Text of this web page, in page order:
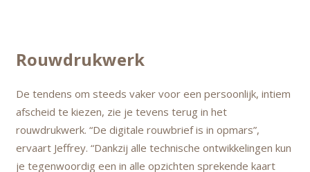
Rouwdrukwerk
De tendens om steeds vaker voor een persoonlijk, intiem
afscheid te kiezen, zie je tevens terug in het
rouwdrukwerk. “De digitale rouwbrief is in opmars”,
ervaart Jeffrey. “Dankzij alle technische ontwikkelingen kun
je tegenwoordig een in alle opzichten sprekende kaart